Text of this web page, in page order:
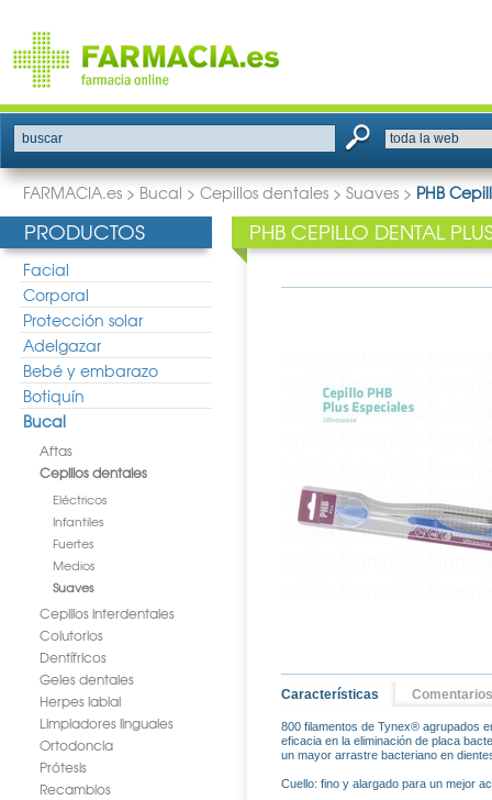
buscar
FARMACIA.es > Bucal > Cepillos dentales > Suaves > PHB
PRODUCTOS
Facial
Corporal
Protección solar
Adelgazar
Bebé y embarazo
Botiquín
Bucal
Aftas
Cepillos dentales
Eléctricos
Infantiles
Fuertes
Medios
Suaves
Cepillos interdentales
Colutorios
Dentífricos
Geles dentales
Herpes labial
Limpiadores linguales
Ortodoncia
Prótesis
Recambios
PHB CEPILLO DENTAL
Características Comentarios
800 filamentos de Tynex® agrupados
eficacia en la eliminación de placa
un mayor arrastre bacteriano en
Cuello: fino y alargado para un mejor